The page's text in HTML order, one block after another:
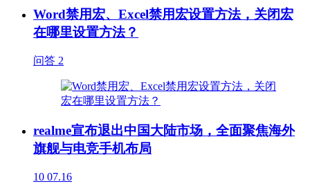
Word禁用宏、Excel禁用宏设置方法，关闭宏
在哪里设置方法？
问答 2
realme宣布退出中国大陆市场，全面聚焦海外
旗舰与电竞手机布局
10 07.16